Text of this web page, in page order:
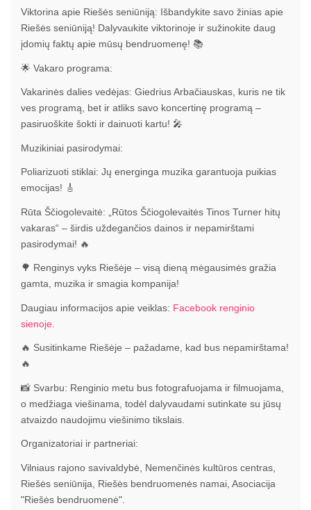
Viktorina apie Riešės seniūniją: Išbandykite savo žinias apie
Riešės seniūniją! Dalyvaukite viktorinoje ir sužinokite daug
įdomių faktų apie mūsų bendruomenę! 📚
🌟 Vakaro programa:
Vakarinės dalies vedėjas: Giedrius Arbačiauskas, kuris ne tik
ves programą, bet ir atliks savo koncertinę programą –
pasiruoškite šokti ir dainuoti kartu! 🎤
Muzikiniai pasirodymai:
Poliarizuoti stiklai: Jų energinga muzika garantuoja puikias
emocijas! 🎸
Rūta Ščiogolevaitė: „Rūtos Ščiogolevaitės Tinos Turner hitų
vakaras“ – širdis uždegančios dainos ir nepamirštami
pasirodymai! 🔥
🌳 Renginys vyks Riešėje – visą dieną mėgausimės gražia
gamta, muzika ir smagia kompanija!
Daugiau informacijos apie veiklas: Facebook renginio
sienoje.
🔥 Susitinkame Riešėje – pažadame, kad bus nepamirštama!
🔥
📸 Svarbu: Renginio metu bus fotografuojama ir filmuojama,
o medžiaga viešinama, todėl dalyvaudami sutinkate su jūsų
atvaizdo naudojimu viešinimo tikslais.
Organizatoriai ir partneriai:
Vilniaus rajono savivaldybė, Nemenčinės kultūros centras,
Riešės seniūnija, Riešės bendruomenės namai, Asociacija
"Riešės bendruomenė".